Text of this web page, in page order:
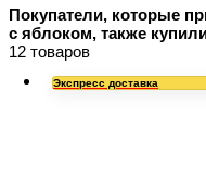
Покупатели, которые
с яблоком, также
12 товаров
Экспресс доставка